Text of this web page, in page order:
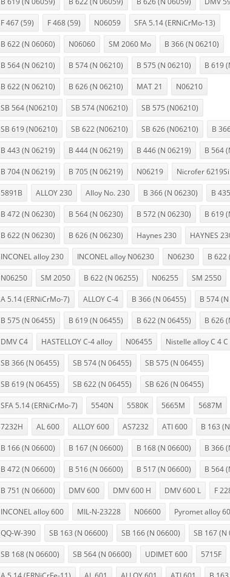
F 467 (59) F 468 (59) N06059 SFA 5.14 (ERNiCrMo-13)
B 622 (N 06060) N06060 SM 2060 Mo B 366 (N 06210)
B 564 (N 06210) B 574 (N 06210) B 575 (N 06210) B 619
B 622 (N 06210) B 626 (N 06210) MAT 21 N06210
SB 564 (N06210) SB 574 (N06210) SB 575 (N06210)
SB 619 (N06210) SB 622 (N06210) SB 626 (N06210) B
B 443 (N 06219) B 444 (N 06219) B 446 (N 06219) B 564
B 704 (N 06219) B 705 (N 06219) N06219 Nicrofer 6219Si
5891B ALLOY 230 Alloy No. 230 B 366 (N 06230) B
B 472 (N 06230) B 564 (N 06230) B 572 (N 06230) B 619
B 622 (N 06230) B 626 (N 06230) Haynes 230 HAYNES
INCONEL alloy 230 INCONEL alloy N06230 N06230 B 622
N06250 SM 2050 B 622 (N 06255) N06255 SM 2550
A 5.14 (ERNiCrMo-7) ALLOY C-4 B 366 (N 06455) B 574
B 575 (N 06455) B 619 (N 06455) B 622 (N 06455) B 626
DMV C4 HASTELLOY C-4 alloy N06455 Nistelle alloy C 4 C
SB 366 (N 06455) SB 574 (N 06455) SB 575 (N 06455)
SB 619 (N 06455) SB 622 (N 06455) SB 626 (N 06455)
SFA 5.14 (ERNiCrMo-7) 5540N 5580K 5665M 5687M
7232H AL 600 ALLOY 600 AS7232 ATI 600 B 163
B 166 (N 06600) B 167 (N 06600) B 168 (N 06600) B 366
B 472 (N 06600) B 516 (N 06600) B 517 (N 06600) B 564
B 751 (N 06600) DMV 600 DMV 600 H DMV 600 L F
INCONEL alloy 600 MIL-N-23228 N06600 Pyromet alloy
QQ-W-390 SB 163 (N 06600) SB 166 (N 06600) SB 167 (N
SB 168 (N 06600) SB 564 (N 06600) UDIMET 600 5715F